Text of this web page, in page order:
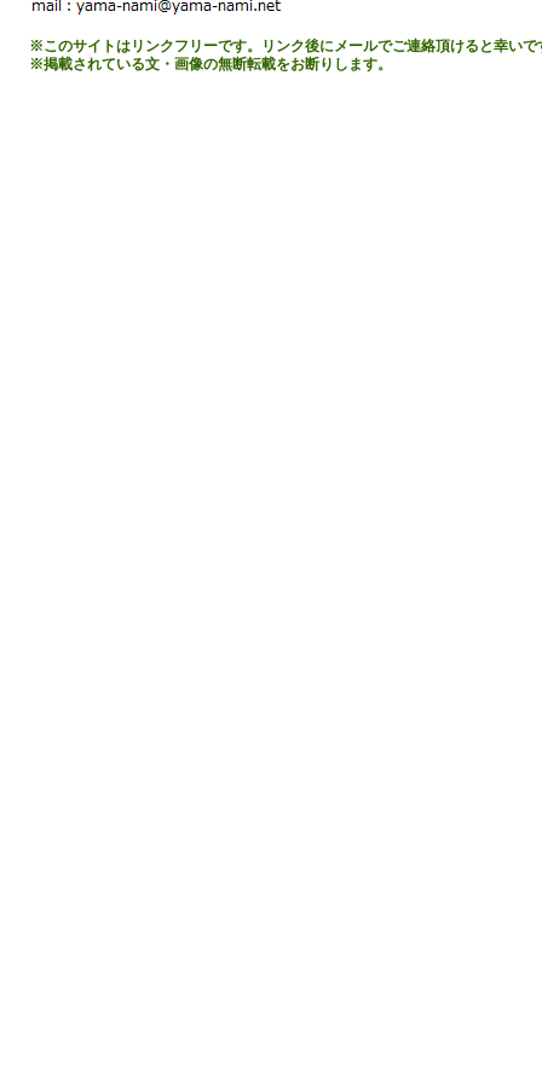
※このサイトはリンクフリーです。リンク後にメールでご連絡頂けると幸いで
※掲載されている文・画像の無断転載をお断りします。